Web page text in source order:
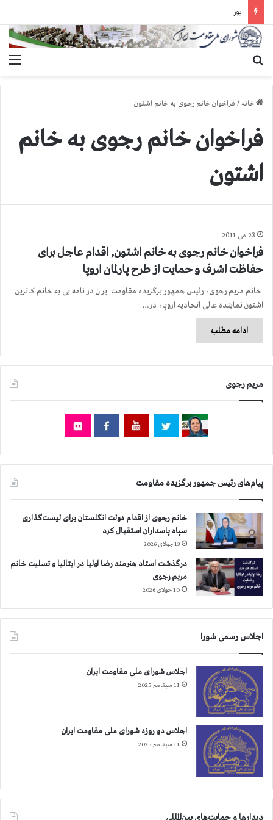
خانه / فراخوان خانم رجوی به خانم اشتون
فراخوان خانم رجوی به خانم
اشتون
23 می 2011
فراخوان خانم رجوی به خانم اشتون, اقدام عاجل برای
حفاظت اشرف و حمایت از طرح پارلمان اروپا
خانم مریم رجوی، رئیس جمهور برگزیده مقاومت ایران در نامه یی به خانم کاترین
اشتون نماینده عالی اتحادیه اروپا، در…
ادامه مطلب
مریم رجوی
پیام‌های رئیس جمهور برگزیده مقاومت
خانم رجوی از اقدام دولت انگلستان برای لیست‌گذاری
سپاه پاسداران استقبال کرد
13 جولای 2026
درگذشت استاد هنرمند رضا اولیا در ایتالیا و تسلیت خانم
مریم رجوی
10 جولای 2026
اجلاس رسمی شورا
اجلاس شورای ملی مقاومت ایران
11 سپتامبر 2025
اجلاس دو روزه شورای ملی مقاومت ایران
11 سپتامبر 2025
دیدارها و حمایت‌های بین‌المللی